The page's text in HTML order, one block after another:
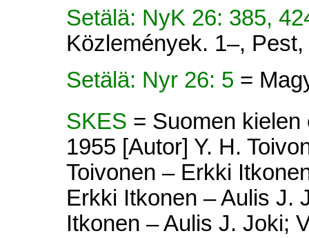
Setälä: NyK 26: 385,
Közlemények. 1–,
Setälä: Nyr 26: 5 =
SKES = Suomen
1955 [Autor] Y. H.
Toivonen – Erkki
Erkki Itkonen – Aulis J.
Itkonen – Aulis J. Joki;